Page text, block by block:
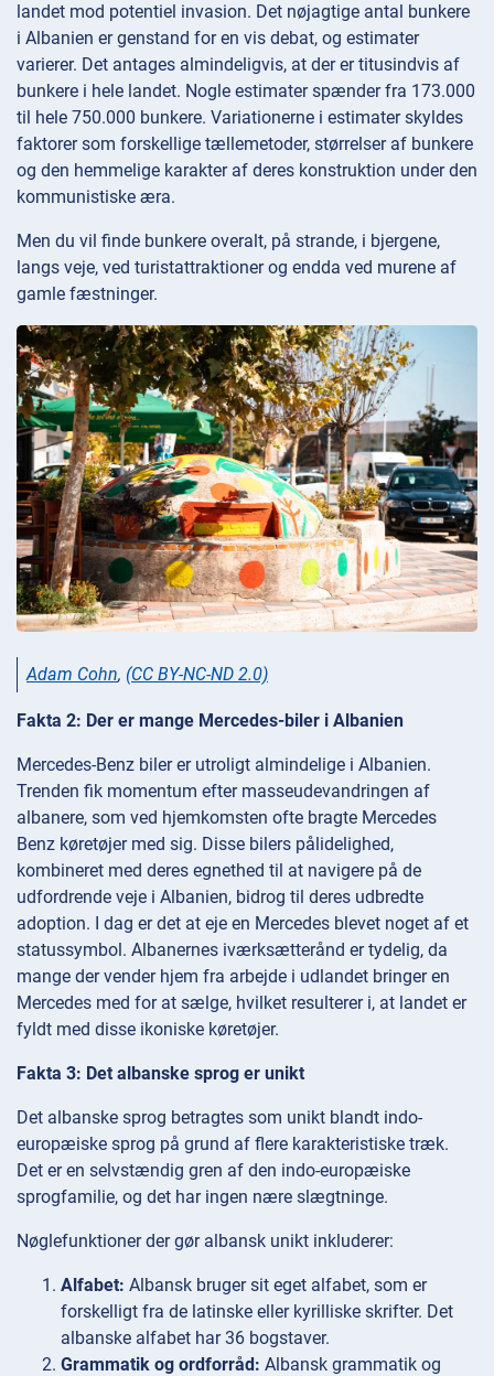
landet mod potentiel invasion. Det nøjagtige antal bunkere
i Albanien er genstand for en vis debat, og estimater
varierer. Det antages almindeligvis, at der er titusindvis af
bunkere i hele landet. Nogle estimater spænder fra 173.000
til hele 750.000 bunkere. Variationerne i estimater skyldes
faktorer som forskellige tællemetoder, størrelser af bunkere
og den hemmelige karakter af deres konstruktion under den
kommunistiske æra.
Men du vil finde bunkere overalt, på strande, i bjergene,
langs veje, ved turistattraktioner og endda ved murene af
gamle fæstninger.
Adam Cohn, (CC BY-NC-ND 2.0)
Fakta 2: Der er mange Mercedes-biler i Albanien
Mercedes-Benz biler er utroligt almindelige i Albanien.
Trenden fik momentum efter masseudevandringen af
albanere, som ved hjemkomsten ofte bragte Mercedes
Benz køretøjer med sig. Disse bilers pålidelighed,
kombineret med deres egnethed til at navigere på de
udfordrende veje i Albanien, bidrog til deres udbredte
adoption. I dag er det at eje en Mercedes blevet noget af et
statussymbol. Albanernes iværksætterånd er tydelig, da
mange der vender hjem fra arbejde i udlandet bringer en
Mercedes med for at sælge, hvilket resulterer i, at landet er
fyldt med disse ikoniske køretøjer.
Fakta 3: Det albanske sprog er unikt
Det albanske sprog betragtes som unikt blandt indo-
europæiske sprog på grund af flere karakteristiske træk.
Det er en selvstændig gren af den indo-europæiske
sprogfamilie, og det har ingen nære slægtninge.
Nøglefunktioner der gør albansk unikt inkluderer:
Alfabet: Albansk bruger sit eget alfabet, som er
forskelligt fra de latinske eller kyrilliske skrifter. Det
albanske alfabet har 36 bogstaver.
Grammatik og ordforråd: Albansk grammatik og